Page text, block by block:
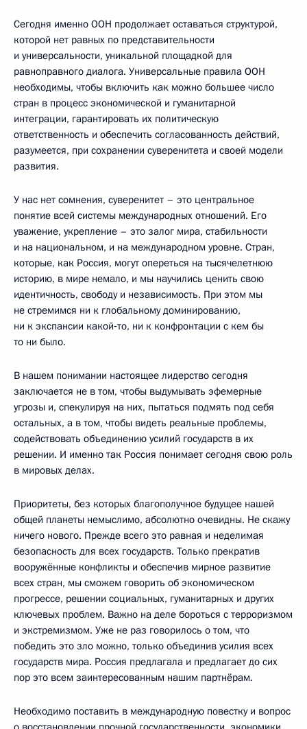
Сегодня именно ООН продолжает оставаться структурой,
которой нет равных по представительности
и универсальности, уникальной площадкой для
равноправного диалога. Универсальные правила ООН
необходимы, чтобы включить как можно большее число
стран в процесс экономической и гуманитарной
интеграции, гарантировать их политическую
ответственность и обеспечить согласованность действий,
разумеется, при сохранении суверенитета и своей модели
развития.
У нас нет сомнения, суверенитет – это центральное
понятие всей системы международных отношений. Его
уважение, укрепление – это залог мира, стабильности
и на национальном, и на международном уровне. Стран,
которые, как Россия, могут опереться на тысячелетнюю
историю, в мире немало, и мы научились ценить свою
идентичность, свободу и независимость. При этом мы
не стремимся ни к глобальному доминированию,
ни к экспансии какой‑то, ни к конфронтации с кем бы
то ни было.
В нашем понимании настоящее лидерство сегодня
заключается не в том, чтобы выдумывать эфемерные
угрозы и, спекулируя на них, пытаться подмять под себя
остальных, а в том, чтобы видеть реальные проблемы,
содействовать объединению усилий государств в их
решении. И именно так Россия понимает сегодня свою роль
в мировых делах.
Приоритеты, без которых благополучное будущее нашей
общей планеты немыслимо, абсолютно очевидны. Не скажу
ничего нового. Прежде всего это равная и неделимая
безопасность для всех государств. Только прекратив
вооружённые конфликты и обеспечив мирное развитие
всех стран, мы сможем говорить об экономическом
прогрессе, решении социальных, гуманитарных и других
ключевых проблем. Важно на деле бороться с терроризмом
и экстремизмом. Уже не раз говорилось о том, что
победить это зло можно, только объединив усилия всех
государств мира. Россия предлагала и предлагает до сих
пор это всем заинтересованным нашим партнёрам.
Необходимо поставить в международную повестку и вопрос